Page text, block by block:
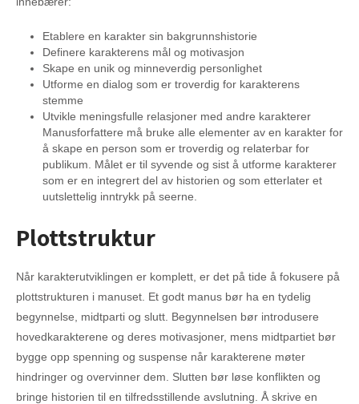
Etablere en karakter sin bakgrunnshistorie
Definere karakterens mål og motivasjon
Skape en unik og minneverdig personlighet
Utforme en dialog som er troverdig for karakterens
stemme
Utvikle meningsfulle relasjoner med andre karakterer
Manusforfattere må bruke alle elementer av en karakter for
å skape en person som er troverdig og relaterbar for
publikum. Målet er til syvende og sist å utforme karakterer
som er en integrert del av historien og som etterlater et
uutslettelig inntrykk på seerne.
Plottstruktur
Når karakterutviklingen er komplett, er det på tide å fokusere på
plottstrukturen i manuset. Et godt manus bør ha en tydelig
begynnelse, midtparti og slutt. Begynnelsen bør introdusere
hovedkarakterene og deres motivasjoner, mens midtpartiet bør
bygge opp spenning og suspense når karakterene møter
hindringer og overvinner dem. Slutten bør løse konflikten og
bringe historien til en tilfredsstillende avslutning. Å skrive en